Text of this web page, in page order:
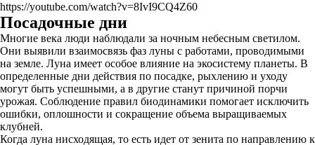
https://youtube.com/watch?v=8IvI9CQ4Z60
Посадочные дни
Многие века люди наблюдали за ночным небесным светилом.
Они выявили взаимосвязь фаз луны с работами, проводимыми
на земле. Луна имеет особое влияние на экосистему планеты. В
определенные дни действия по посадке, рыхлению и уходу
могут быть успешными, а в другие станут причиной порчи
урожая. Соблюдение правил биодинамики помогает исключить
ошибки, оплошности и сокращение объема выращиваемых
клубней.
Когда луна нисходящая, то есть идет от зенита по направлению к